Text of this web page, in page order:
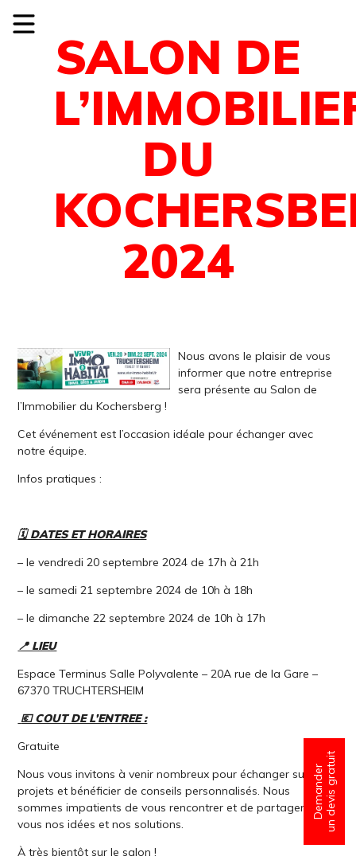
Demanderun devis gratuit
SALON DE
DU
2024
Nous avons le plaisir de vous
informer que notre entreprise
sera présente au Salon de
l’Immobilier du Kochersberg !
Cet événement est l’occasion idéale pour échanger avec
notre équipe.
Infos pratiques :
🗓️ DATES ET HORAIRES
– le vendredi 20 septembre 2024 de 17h à 21h
– le samedi 21 septembre 2024 de 10h à 18h
– le dimanche 22 septembre 2024 de 10h à 17h
📍 LIEU
Espace Terminus Salle Polyvalente – 20A rue de la Gare –
67370 TRUCHTERSHEIM
💶 COUT DE L’ENTREE :
Gratuite
Nous vous invitons à venir nombreux pour échanger sur vos
projets et bénéficier de conseils personnalisés. Nous
sommes impatients de vous rencontrer et de partager avec
vous nos idées et nos solutions.
À très bientôt sur le salon !